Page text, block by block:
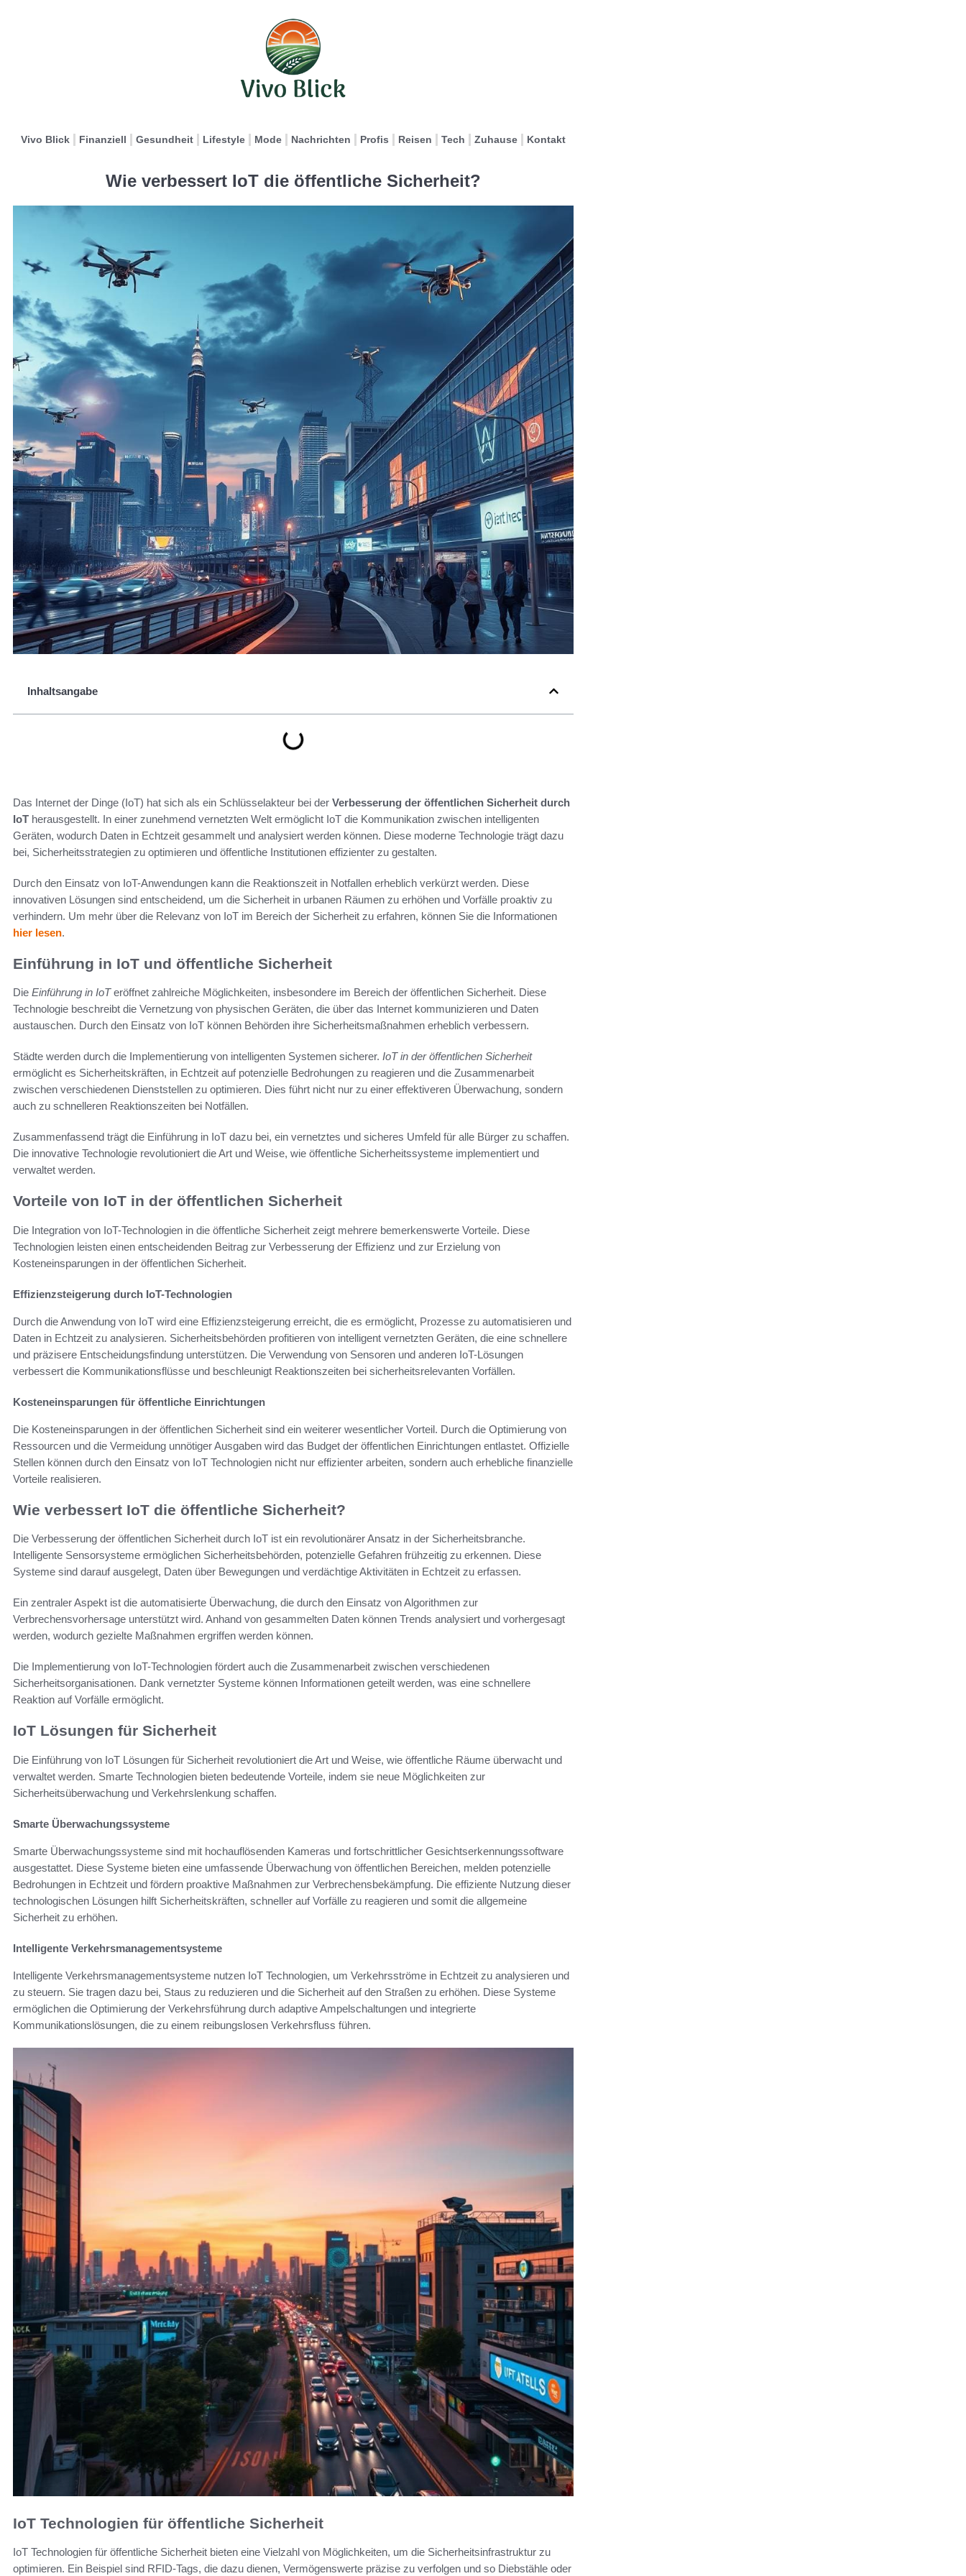
Vivo Blick Finanziell Gesundheit Lifestyle Mode Nachrichten Profis Reisen Tech Zuhause Kontakt
Wie verbessert IoT die öffentliche Sicherheit?
Inhaltsangabe
Das Internet der Dinge (IoT) hat sich als ein Schlüsselakteur bei der Verbesserung der öffentlichen Sicherheit durch
IoT herausgestellt. In einer zunehmend vernetzten Welt ermöglicht IoT die Kommunikation zwischen intelligenten
Geräten, wodurch Daten in Echtzeit gesammelt und analysiert werden können. Diese moderne Technologie trägt dazu
bei, Sicherheitsstrategien zu optimieren und öffentliche Institutionen effizienter zu gestalten.
Durch den Einsatz von IoT-Anwendungen kann die Reaktionszeit in Notfallen erheblich verkürzt werden. Diese
innovativen Lösungen sind entscheidend, um die Sicherheit in urbanen Räumen zu erhöhen und Vorfälle proaktiv zu
verhindern. Um mehr über die Relevanz von IoT im Bereich der Sicherheit zu erfahren, können Sie die Informationen
hier lesen.
Einführung in IoT und öffentliche Sicherheit
Die Einführung in IoTeröffnet zahlreiche Möglichkeiten, insbesondere im Bereich der öffentlichen Sicherheit. Diese
Technologie beschreibt die Vernetzung von physischen Geräten, die über das Internet kommunizieren und Daten
austauschen. Durch den Einsatz von IoT können Behörden ihre Sicherheitsmaßnahmen erheblich verbessern.
Städte werden durch die Implementierung von intelligenten Systemen sicherer. IoT in der öffentlichen Sicherheit
ermöglicht es Sicherheitskräften, in Echtzeit auf potenzielle Bedrohungen zu reagieren und die Zusammenarbeit
zwischen verschiedenen Dienststellen zu optimieren. Dies führt nicht nur zu einer effektiveren Überwachung, sondern
auch zu schnelleren Reaktionszeiten bei Notfällen.
Zusammenfassend trägt die Einführung in IoT dazu bei, ein vernetztes und sicheres Umfeld für alle Bürger zu schaffen.
Die innovative Technologie revolutioniert die Art und Weise, wie öffentliche Sicherheitssysteme implementiert und
verwaltet werden.
Vorteile von IoT in der öffentlichen Sicherheit
Die Integration von IoT-Technologien in die öffentliche Sicherheit zeigt mehrere bemerkenswerte Vorteile. Diese
Technologien leisten einen entscheidenden Beitrag zur Verbesserung der Effizienz und zur Erzielung von
Kosteneinsparungen in der öffentlichen Sicherheit.
Effizienzsteigerung durch IoT-Technologien
Durch die Anwendung von IoT wird eine Effizienzsteigerung erreicht, die es ermöglicht, Prozesse zu automatisieren und
Daten in Echtzeit zu analysieren. Sicherheitsbehörden profitieren von intelligent vernetzten Geräten, die eine schnellere
und präzisere Entscheidungsfindung unterstützen. Die Verwendung von Sensoren und anderen IoT-Lösungen
verbessert die Kommunikationsflüsse und beschleunigt Reaktionszeiten bei sicherheitsrelevanten Vorfällen.
Kosteneinsparungen für öffentliche Einrichtungen
Die Kosteneinsparungen in der öffentlichen Sicherheit sind ein weiterer wesentlicher Vorteil. Durch die Optimierung von
Ressourcen und die Vermeidung unnötiger Ausgaben wird das Budget der öffentlichen Einrichtungen entlastet. Offizielle
Stellen können durch den Einsatz von IoT Technologien nicht nur effizienter arbeiten, sondern auch erhebliche finanzielle
Vorteile realisieren.
Wie verbessert IoT die öffentliche Sicherheit?
Die Verbesserung der öffentlichen Sicherheit durch IoT ist ein revolutionärer Ansatz in der Sicherheitsbranche.
Intelligente Sensorsysteme ermöglichen Sicherheitsbehörden, potenzielle Gefahren frühzeitig zu erkennen. Diese
Systeme sind darauf ausgelegt, Daten über Bewegungen und verdächtige Aktivitäten in Echtzeit zu erfassen.
Ein zentraler Aspekt ist die automatisierte Überwachung, die durch den Einsatz von Algorithmen zur
Verbrechensvorhersage unterstützt wird. Anhand von gesammelten Daten können Trends analysiert und vorhergesagt
werden, wodurch gezielte Maßnahmen ergriffen werden können.
Die Implementierung von IoT-Technologien fördert auch die Zusammenarbeit zwischen verschiedenen
Sicherheitsorganisationen. Dank vernetzter Systeme können Informationen geteilt werden, was eine schnellere
Reaktion auf Vorfälle ermöglicht.
IoT Lösungen für Sicherheit
Die Einführung von IoT Lösungen für Sicherheit revolutioniert die Art und Weise, wie öffentliche Räume überwacht und
verwaltet werden. Smarte Technologien bieten bedeutende Vorteile, indem sie neue Möglichkeiten zur
Sicherheitsüberwachung und Verkehrslenkung schaffen.
Smarte Überwachungssysteme
Smarte Überwachungssysteme sind mit hochauflösenden Kameras und fortschrittlicher Gesichtserkennungssoftware
ausgestattet. Diese Systeme bieten eine umfassende Überwachung von öffentlichen Bereichen, melden potenzielle
Bedrohungen in Echtzeit und fördern proaktive Maßnahmen zur Verbrechensbekämpfung. Die effiziente Nutzung dieser
technologischen Lösungen hilft Sicherheitskräften, schneller auf Vorfälle zu reagieren und somit die allgemeine
Sicherheit zu erhöhen.
Intelligente Verkehrsmanagementsysteme
Intelligente Verkehrsmanagementsysteme nutzen IoT Technologien, um Verkehrsströme in Echtzeit zu analysieren und
zu steuern. Sie tragen dazu bei, Staus zu reduzieren und die Sicherheit auf den Straßen zu erhöhen. Diese Systeme
ermöglichen die Optimierung der Verkehrsführung durch adaptive Ampelschaltungen und integrierte
Kommunikationslösungen, die zu einem reibungslosen Verkehrsfluss führen.
IoT Technologien für öffentliche Sicherheit
IoT Technologien für öffentliche Sicherheit bieten eine Vielzahl von Möglichkeiten, um die Sicherheitsinfrastruktur zu
optimieren. Ein Beispiel sind RFID-Tags, die dazu dienen, Vermögenswerte präzise zu verfolgen und so Diebstähle oder